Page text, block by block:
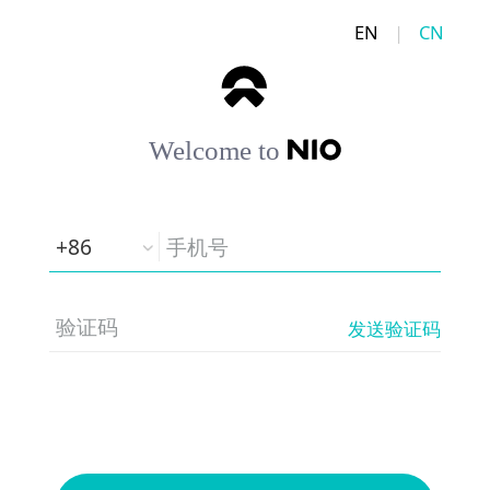
EN | CN
Welcome to
+86
发送验证码